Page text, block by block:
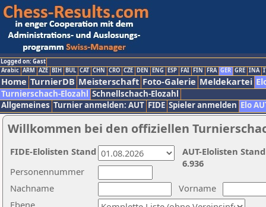
Logged on: Gast
Arabic ARM AZE BIH BUL CAT CHN CRO CZE DEN ENG ESP FAI FIN FRA GER GRE INA
Home TurnierDB Meisterschaft Foto-Galerie Meldekartei
Turnierschach-Elozahl Schnellschach-Elozahl
Allgemeines Turnier anmelden: AUT FIDE Spieler anmelden Elo
Willkommen bei den offiziellen
Nachname
Vorname
Ebene
Personennummer
AUT-Elolisten
6.936
FIDE-Elolisten Stand